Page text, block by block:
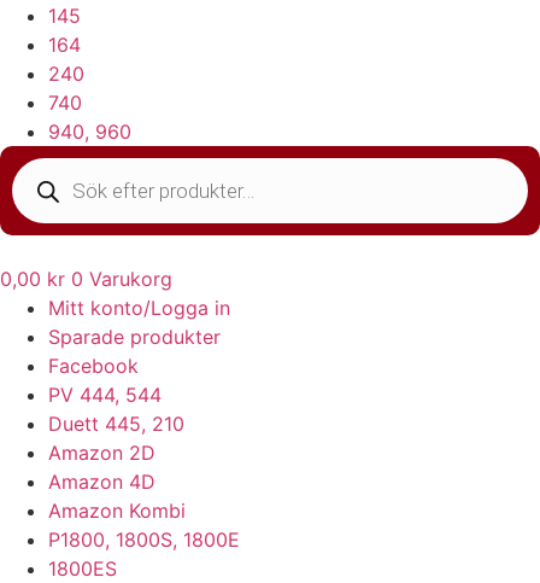
145
164
240
740
940, 960
Products
search
0,00 kr 0 Varukorg
Mitt konto/Logga in
Sparade produkter
Facebook
PV 444, 544
Duett 445, 210
Amazon 2D
Amazon 4D
Amazon Kombi
P1800, 1800S, 1800E
1800ES